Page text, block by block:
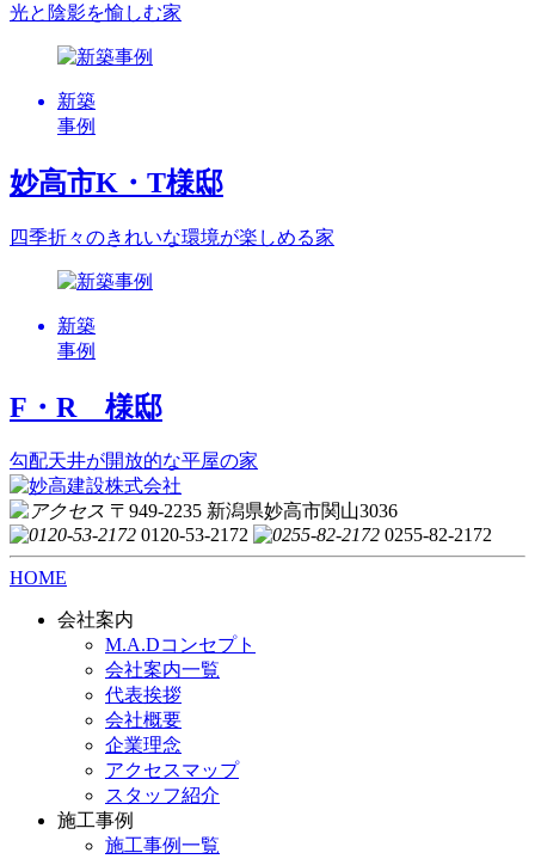
光と陰影を愉しむ家
新築
事例
妙高市K・T様邸
四季折々のきれいな環境が楽しめる家
新築
事例
F・R 様邸
勾配天井が開放的な平屋の家
〒949-2235 新潟県妙高市関山3036
0120-53-2172
0255-82-2172
HOME
会社案内
M.A.Dコンセプト
会社案内一覧
代表挨拶
会社概要
企業理念
アクセスマップ
スタッフ紹介
施工事例
施工事例一覧